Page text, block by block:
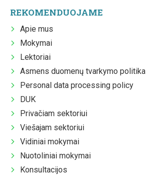
REKOMENDUOJAME
Apie mus
Mokymai
Lektoriai
Asmens duomenų tvarkymo politika
Personal data processing policy
DUK
Privačiam sektoriui
Viešajam sektoriui
Vidiniai mokymai
Nuotoliniai mokymai
Konsultacijos